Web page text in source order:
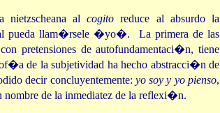
alcogito reduce al absurdo la
pueda llam�rsele �yo�. La primera de las
pretensiones de autofundamentaci�n, tiene
de la subjetividad ha hecho abstracci�n de
decir concluyentemente: yo soy y yo pienso,
de la inmediatez de la reflexi�n.